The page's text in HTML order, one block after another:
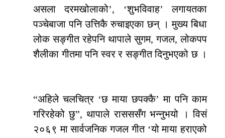
असला दरमखोलाको’, ‘शुभविवाह’ लगायतका
पञ्चेबाजा पनि उत्तिकै रुचाइएका छन् । मुख्य बिधा
लोक सङ्गीत रहेपनि थापाले सुगम, गजल, लोकपप
शैलीका गीतमा पनि स्वर र सङ्गीत दिनुभएको छ ।
“अहिले चलचित्र ‘छ माया छपक्कै’ मा पनि काम
गरिरहेको छु”, थापाले रासससँग भन्नुभयो । विसं
२०६९ मा सार्वजनिक गजल गीत ‘यो माया हराएको